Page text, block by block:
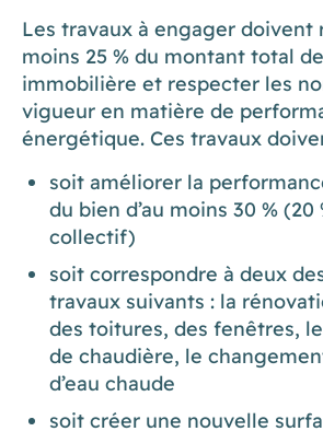
Les travaux à engager doivent
moins 25 % du montant total
immobilière et respecter les
vigueur en matière de
énergétique. Ces travaux
soit améliorer la
du bien d’au moins 30 %
collectif)
soit correspondre à deux
travaux suivants : la
des toitures, des fenêtres,
de chaudière, le
d’eau chaude
soit créer une nouvelle